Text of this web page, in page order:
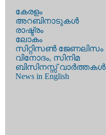
കേരളം
അറബിനാടുകള്‍
രാഷ്ട്രം
ലോകം
സിറ്റിസണ്‍ ജേണലിസം
വിനോദം, സിനിമ
ബിസിനസ്സ് വാര്‍ത്തകള്‍
News in English